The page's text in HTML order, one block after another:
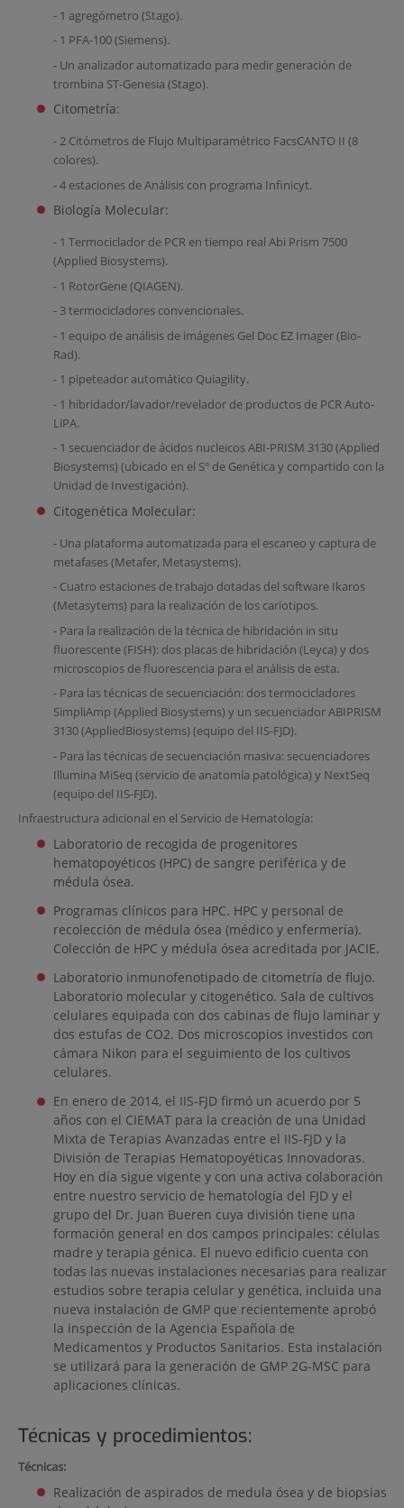
- 1 agregómetro (Stago).
- 1 PFA-100 (Siemens).
- Un analizador automatizado para medir generación de
trombina ST-Genesia (Stago).
Citometría:
- 2 Citómetros de Flujo Multiparamétrico FacsCANTO II (8
colores).
- 4 estaciones de Análisis con programa Infinicyt.
Biología Molecular:
- 1 Termociclador de PCR en tiempo real Abi Prism 7500
(Applied Biosystems).
- 1 RotorGene (QIAGEN).
- 3 termocicladores convencionales.
- 1 equipo de análisis de imágenes Gel Doc EZ Imager (Bio-
Rad).
- 1 pipeteador automático Quiagility.
- 1 hibridador/lavador/revelador de productos de PCR Auto-
LiPA.
- 1 secuenciador de ácidos nucleicos ABI-PRISM 3130 (Applied
Biosystems) (ubicado en el Sº de Genética y compartido con la
Unidad de Investigación).
Citogenética Molecular:
- Una plataforma automatizada para el escaneo y captura de
metafases (Metafer, Metasystems).
- Cuatro estaciones de trabajo dotadas del software Ikaros
(Metasytems) para la realización de los cariotipos.
- Para la realización de la técnica de hibridación in situ
fluorescente (FISH): dos placas de hibridación (Leyca) y dos
microscopios de fluorescencia para el análisis de esta.
- Para las técnicas de secuenciación: dos termocicladores
SimpliAmp (Applied Biosystems) y un secuenciador ABIPRISM
3130 (AppliedBiosystems) (equipo del IIS-FJD).
- Para las técnicas de secuenciación masiva: secuenciadores
Illumina MiSeq (servicio de anatomía patológica) y NextSeq
(equipo del IIS-FJD).
Infraestructura adicional en el Servicio de Hematología:
Laboratorio de recogida de progenitores
hematopoyéticos (HPC) de sangre periférica y de
médula ósea.
Programas clínicos para HPC. HPC y personal de
recolección de médula ósea (médico y enfermería).
Colección de HPC y médula ósea acreditada por JACIE.
Laboratorio inmunofenotipado de citometría de flujo.
Laboratorio molecular y citogenético. Sala de cultivos
celulares equipada con dos cabinas de flujo laminar y
dos estufas de CO2. Dos microscopios investidos con
cámara Nikon para el seguimiento de los cultivos
celulares.
En enero de 2014, el IIS-FJD firmó un acuerdo por 5
años con el CIEMAT para la creación de una Unidad
Mixta de Terapias Avanzadas entre el IIS-FJD y la
División de Terapias Hematopoyéticas Innovadoras.
Hoy en día sigue vigente y con una activa colaboración
entre nuestro servicio de hematología del FJD y el
grupo del Dr. Juan Bueren cuya división tiene una
formación general en dos campos principales: células
madre y terapia génica. El nuevo edificio cuenta con
todas las nuevas instalaciones necesarias para realizar
estudios sobre terapia celular y genética, incluida una
nueva instalación de GMP que recientemente aprobó
la inspección de la Agencia Española de
Medicamentos y Productos Sanitarios. Esta instalación
se utilizará para la generación de GMP 2G-MSC para
aplicaciones clínicas.
Técnicas y procedimientos:
Técnicas:
Realización de aspirados de medula ósea y de biopsias